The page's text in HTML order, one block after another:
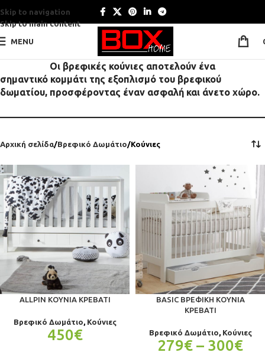
Skip to navigation
Skip to main content
MENU
Οι βρεφικές κούνιες αποτελούν ένα
σημαντικό κομμάτι της εξοπλισμό του βρεφικού
δωματίου, προσφέροντας έναν ασφαλή και άνετο χώρο.
Αρχική σελίδα Βρεφικό Δωμάτιο Κούνιες
ALLPIN ΚΟΎΝΙΑ ΚΡΕΒΆΤΙ
Βρεφικό Δωμάτιο, Κούνιες
450€
BASIC ΒΡΕΦΙΚΉ ΚΟΎΝΙΑ
ΚΡΕΒΆΤΙ
Βρεφικό Δωμάτιο, Κούνιες
279€ – 300€